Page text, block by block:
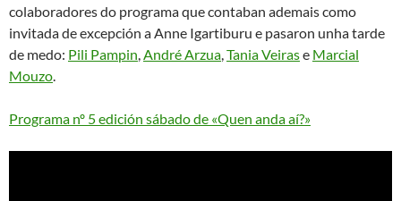
colaboradores do programa que contaban ademais como
invitada de excepción a Anne Igartiburu e pasaron unha tarde
de medo: Pili Pampin,André Arzua,Tania Veirase Marcial
Mouzo.
Programa nº 5 edición sábado de «Quen anda aí?»